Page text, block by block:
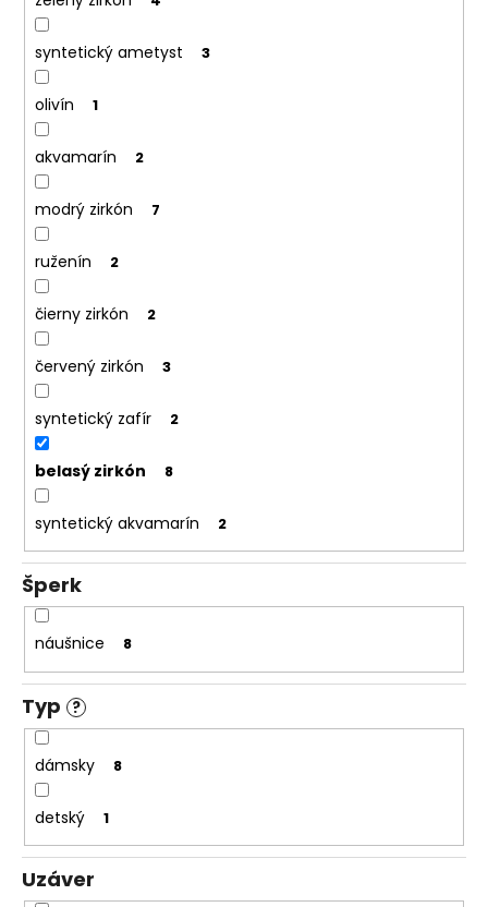
syntetický ametyst 3
olivín 1
akvamarín 2
modrý zirkón 7
ruženín 2
čierny zirkón 2
červený zirkón 3
syntetický zafír 2
belasý zirkón 8
syntetický akvamarín 2
Šperk
náušnice 8
Typ ?
dámsky 8
detský 1
Uzáver